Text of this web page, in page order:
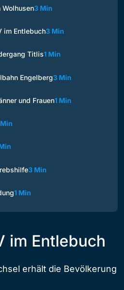
Wolhusen3 Min
im Entlebuch3 Min
Titlis1 Min
Engelberg3 Min
und Frauen1 Min
3 Min
1 Min
im Entlebuch
erhält die Bevölkerung